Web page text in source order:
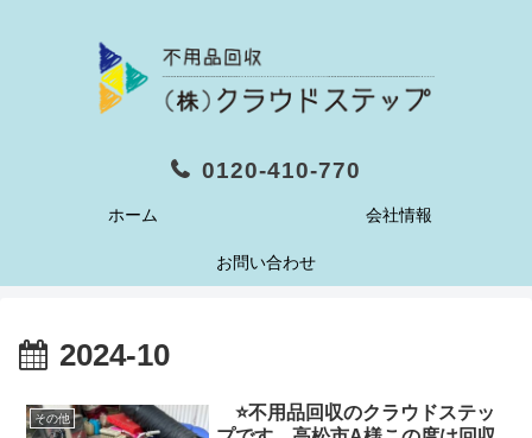
0120-410-770
ホーム 会社情報
お問い合わせ
2024-10
その他
⭐️不用品回収のクラウドステッ